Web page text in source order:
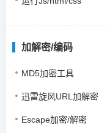
加解密/编码
MD5加密工具
迅雷旋风URL加解密
Escape加密/解密